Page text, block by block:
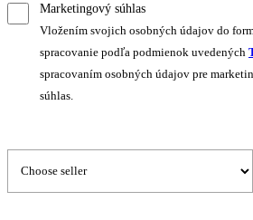
Marketingový súhlas
Vložením svojich osobných údajov do
spracovanie podľa podmienok uvedených
spracovaním osobných údajov pre
súhlas.